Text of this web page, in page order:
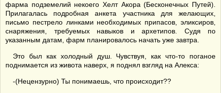
фарма подземелий некоего Хелт Акора (Бесконечных Путей).
Прилагалась подробная анкета участника для желающих,
письмо пестрело линками необходимых припасов, эликсиров,
снаряжения, требуемых навыков и архетипов. Судя по
указанным датам, фарм планировалось начать уже завтра.
Это был как холодный душ. Чувствуя, как что-то поганое
поднимается из живота наверх, я поднял взгляд на Алекса:
-(Нецензурно) Ты понимаешь, что происходит??